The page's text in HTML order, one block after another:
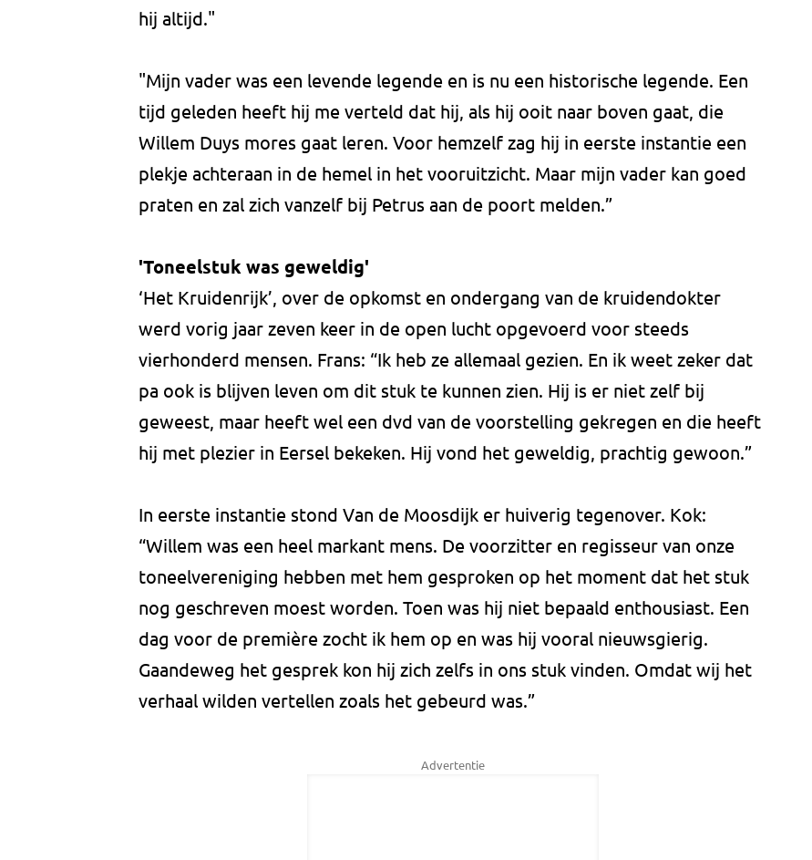
hij altijd."
"Mijn vader was een levende legende en is nu een historische legende. Een
tijd geleden heeft hij me verteld dat hij, als hij ooit naar boven gaat, die
Willem Duys mores gaat leren. Voor hemzelf zag hij in eerste instantie een
plekje achteraan in de hemel in het vooruitzicht. Maar mijn vader kan goed
praten en zal zich vanzelf bij Petrus aan de poort melden.”
'Toneelstuk was geweldig'
‘Het Kruidenrijk’, over de opkomst en ondergang van de kruidendokter
werd vorig jaar zeven keer in de open lucht opgevoerd voor steeds
vierhonderd mensen. Frans: “Ik heb ze allemaal gezien. En ik weet zeker dat
pa ook is blijven leven om dit stuk te kunnen zien. Hij is er niet zelf bij
geweest, maar heeft wel een dvd van de voorstelling gekregen en die heeft
hij met plezier in Eersel bekeken. Hij vond het geweldig, prachtig gewoon.”
In eerste instantie stond Van de Moosdijk er huiverig tegenover. Kok:
“Willem was een heel markant mens. De voorzitter en regisseur van onze
toneelvereniging hebben met hem gesproken op het moment dat het stuk
nog geschreven moest worden. Toen was hij niet bepaald enthousiast. Een
dag voor de première zocht ik hem op en was hij vooral nieuwsgierig.
Gaandeweg het gesprek kon hij zich zelfs in ons stuk vinden. Omdat wij het
verhaal wilden vertellen zoals het gebeurd was.”
Advertentie